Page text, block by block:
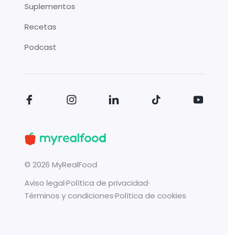
Suplementos
Recetas
Podcast
© 2026 MyRealFood
Aviso legal·Política de privacidad·
Términos y condiciones·Política de cookies